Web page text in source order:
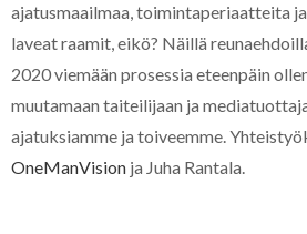
ajatusmaailmaa, toimintaperiaatteita
laveat raamit, eikö? Näillä
2020 viemään prosessia eteenpäin
muutamaan taiteilijaan ja
ajatuksiamme ja toiveemme.
OneManVision ja Juha Rantala.